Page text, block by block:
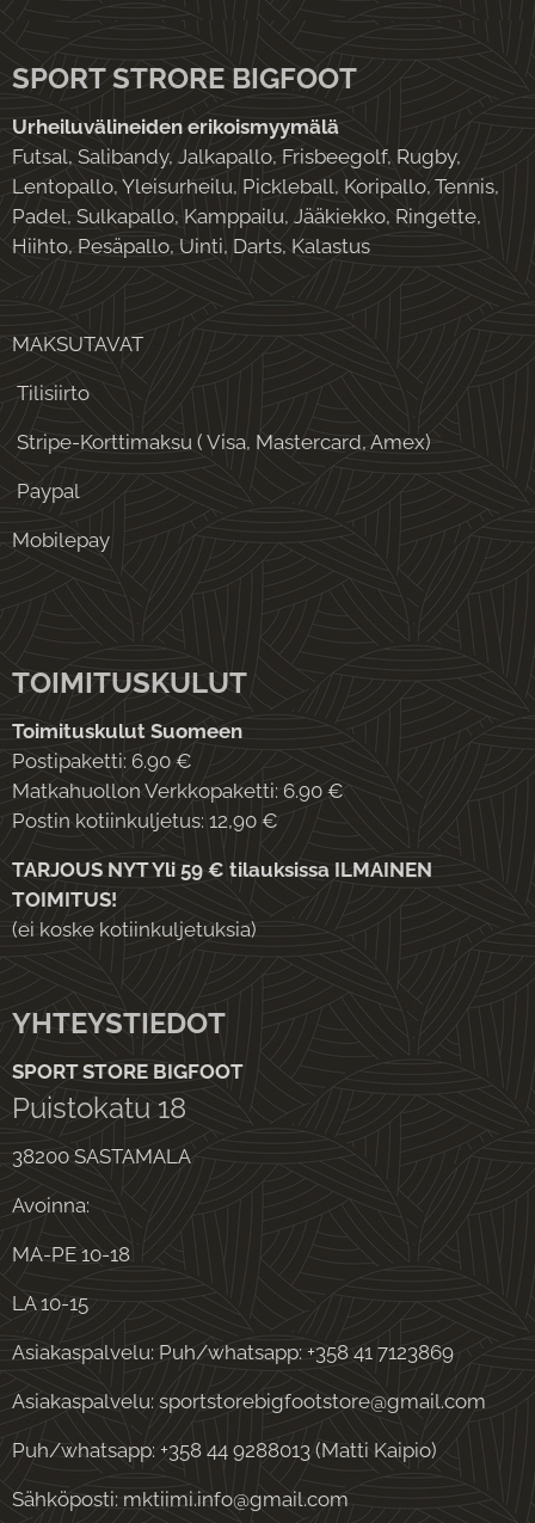
SPORT STRORE BIGFOOT
Urheiluvälineiden erikoismyymälä
Futsal, Salibandy, Jalkapallo, Frisbeegolf, Rugby,
Lentopallo, Yleisurheilu, Pickleball, Koripallo, Tennis,
Padel, Sulkapallo, Kamppailu, Jääkiekko, Ringette,
Hiihto, Pesäpallo, Uinti, Darts, Kalastus
MAKSUTAVAT
Tilisiirto
Stripe-Korttimaksu ( Visa, Mastercard, Amex)
Paypal
Mobilepay
TOIMITUSKULUT
Toimituskulut Suomeen
Postipaketti: 6.90 €
Matkahuollon Verkkopaketti: 6.90 €
Postin kotiinkuljetus: 12,90 €
TARJOUS NYT Yli 59 € tilauksissa ILMAINEN
TOIMITUS!
(ei koske kotiinkuljetuksia)
YHTEYSTIEDOT
SPORT STORE BIGFOOT
Puistokatu 18
38200 SASTAMALA
Avoinna:
MA-PE 10-18
LA 10-15
Asiakaspalvelu: Puh/whatsapp: +358 41 7123869
Asiakaspalvelu: sportstorebigfootstore@gmail.com
Puh/whatsapp: +358 44 9288013 (Matti Kaipio)
Sähköposti: mktiimi.info@gmail.com